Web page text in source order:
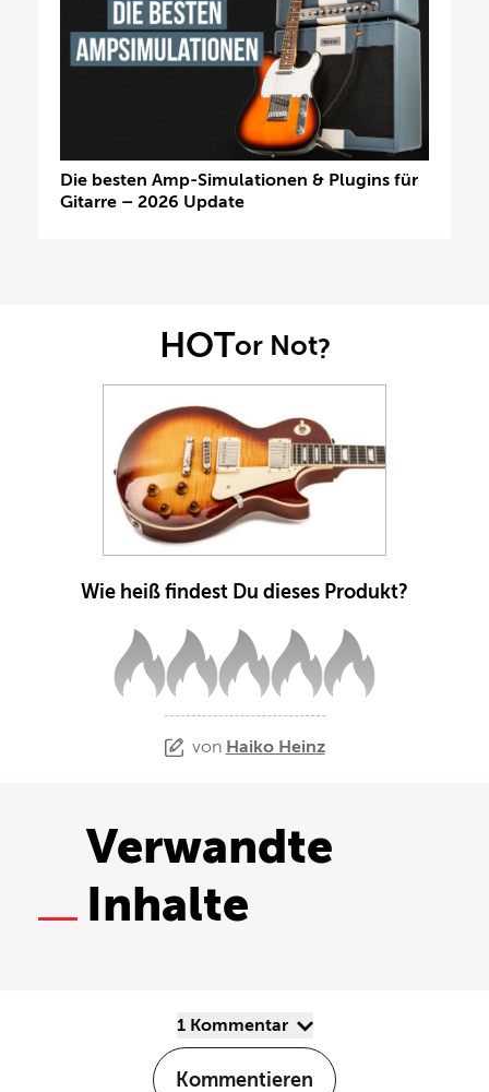
Die besten Amp-Simulationen & Plugins für
Gitarre – 2026 Update
HOTor Not?
Wie heiß findest Du dieses Produkt?
von Haiko Heinz
Verwandte
Inhalte
1 Kommentar
Kommentieren